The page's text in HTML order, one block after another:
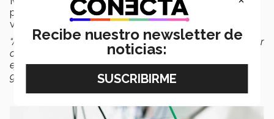
presenciales, aunque inicialmente serán de carácter
virtual.
“A lo largo de ese año habrá networking que pueden estar
construyendo con otras colegas y con otras altas
ejecutivas, siempre habrá un evento sobre una de las
grandes temáticas de la transformación digital”
Recibe nuestro newsletter de
noticias: